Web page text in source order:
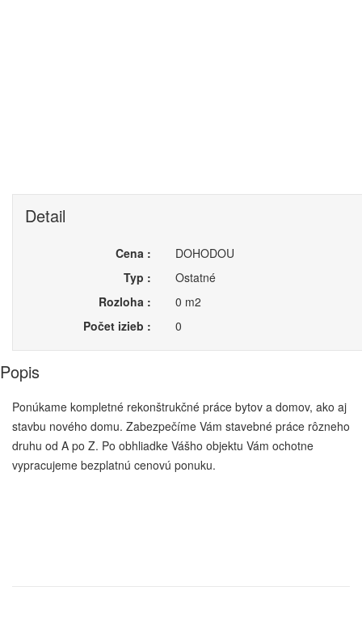
Detail
Cena :
DOHODOU
Typ :
Ostatné
Rozloha :
0 m2
Počet izieb :
0
Popis
Ponúkame kompletné rekonštrukčné práce bytov a domov, ako aj
stavbu nového domu. Zabezpečíme Vám stavebné práce rôzneho
druhu od A po Z. Po obhliadke Vášho objektu Vám ochotne
vypracujeme bezplatnú cenovú ponuku.